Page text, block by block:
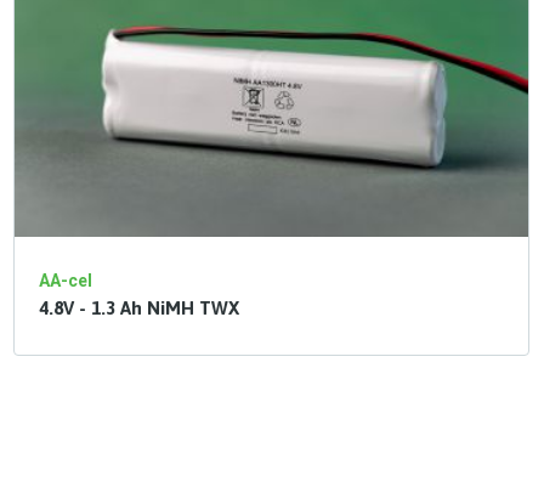
AA-cel
4.8V - 1.3 Ah NiMH TWX